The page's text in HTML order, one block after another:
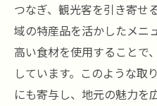
つなぎ、観光客を引き寄せ
域の特産品を活かしたメニ
高い食材を使用することで
しています。このような取
にも寄与し、地元の魅力を